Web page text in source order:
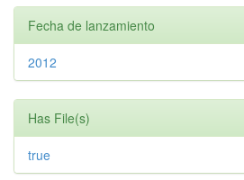
Fecha de lanzamiento
2012
Has File(s)
true